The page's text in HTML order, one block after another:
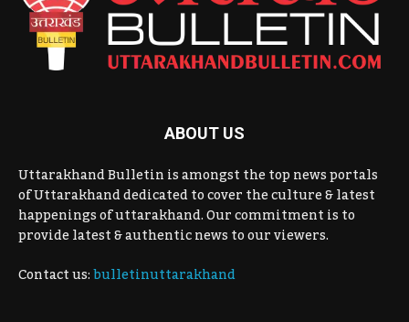
ABOUT US
Uttarakhand Bulletin is amongst the top news portals
of Uttarakhand dedicated to cover the culture & latest
happenings of uttarakhand. Our commitment is to
provide latest & authentic news to our viewers.
Contact us:bulletinuttarakhand